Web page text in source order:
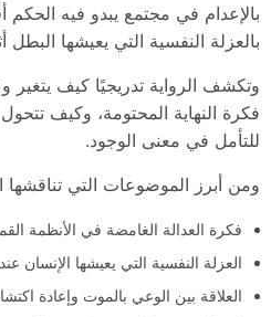
بالإعدام في مجتمع يبدو فيه
بالعزلة النفسية التي يعيشها البطل
وتكشف الرواية تدريجيًا كيف يتغير
فكرة النهاية المحتومة، وكيف
للتأمل في معنى الوجود.
ومن أبرز الموضوعات التي تناقشها
فكرة العدالة الغامضة في الأنظمة
العزلة النفسية التي يعيشها الإنسان
العلاقة بين الوعي بالموت وإعادة